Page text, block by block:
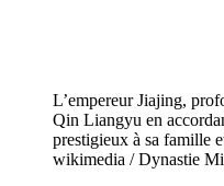
L’empereur Jiajing,
Qin Liangyu en
prestigieux à sa famille
wikimedia / Dynastie